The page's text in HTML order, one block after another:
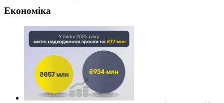
Економіка